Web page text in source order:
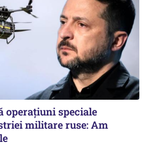
operațiuni speciale
militare ruse: Am